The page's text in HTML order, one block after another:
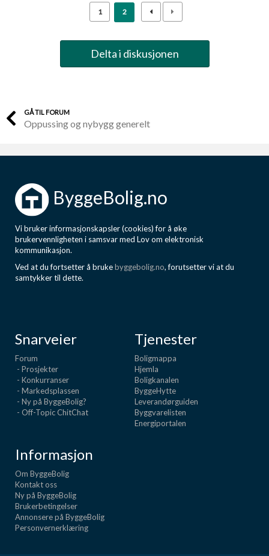
1 2
Delta i diskusjonen
GÅ TIL FORUM
Oppussing og nybygg generelt
ByggeBolig.no
Vi bruker informasjonskapsler (cookies) for å øke
brukervennligheten i samsvar med Lov om elektronisk
kommunikasjon.
Ved at du fortsetter å brukebyggebolig.no, forutsetter vi at du
samtykker til dette.
Snarveier
Forum
- Prosjekter
- Konkurranser
- Markedsplassen
- Ny på ByggeBolig?
- Off-Topic ChitChat
Tjenester
Boligmappa
Hjemla
Boligkanalen
ByggeHytte
Leverandørguiden
Byggvarelisten
Energiportalen
Informasjon
Om ByggeBolig
Kontakt oss
Ny på ByggeBolig
Brukerbetingelser
Annonsere på ByggeBolig
Personvernerklæring